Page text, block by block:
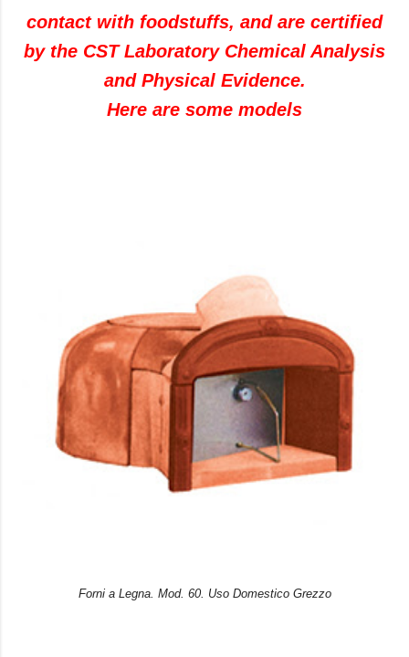
contact with foodstuffs, and are certified
by the CST Laboratory Chemical Analysis
and Physical Evidence.
Here are some models
Forni a Legna. Mod. 60. Uso Domestico Grezzo